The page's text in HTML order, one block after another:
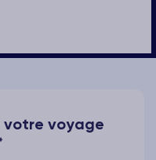
votre voyage